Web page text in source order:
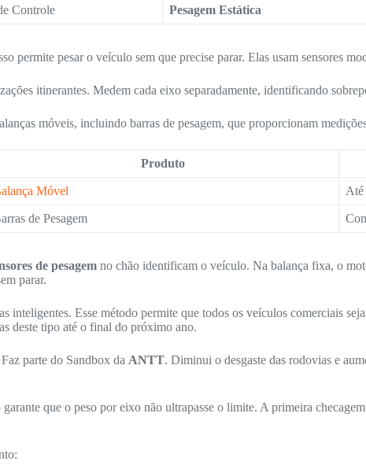
Controle Pesagem Estática
permite pesar o veículo sem que precise parar. Elas usam sensores
itinerantes. Medem cada eixo separadamente, identificando
móveis, incluindo barras de pesagem, que proporcionam
Produto
Móvel Até
de Pesagem
de pesagem no chão identificam o veículo. Na balança fixa, o
parar.
inteligentes. Esse método permite que todos os veículos comerciais
deste tipo até o final do próximo ano.
parte do Sandbox da ANTT. Diminui o desgaste das rodovias e
garante que o peso por eixo não ultrapasse o limite. A primeira